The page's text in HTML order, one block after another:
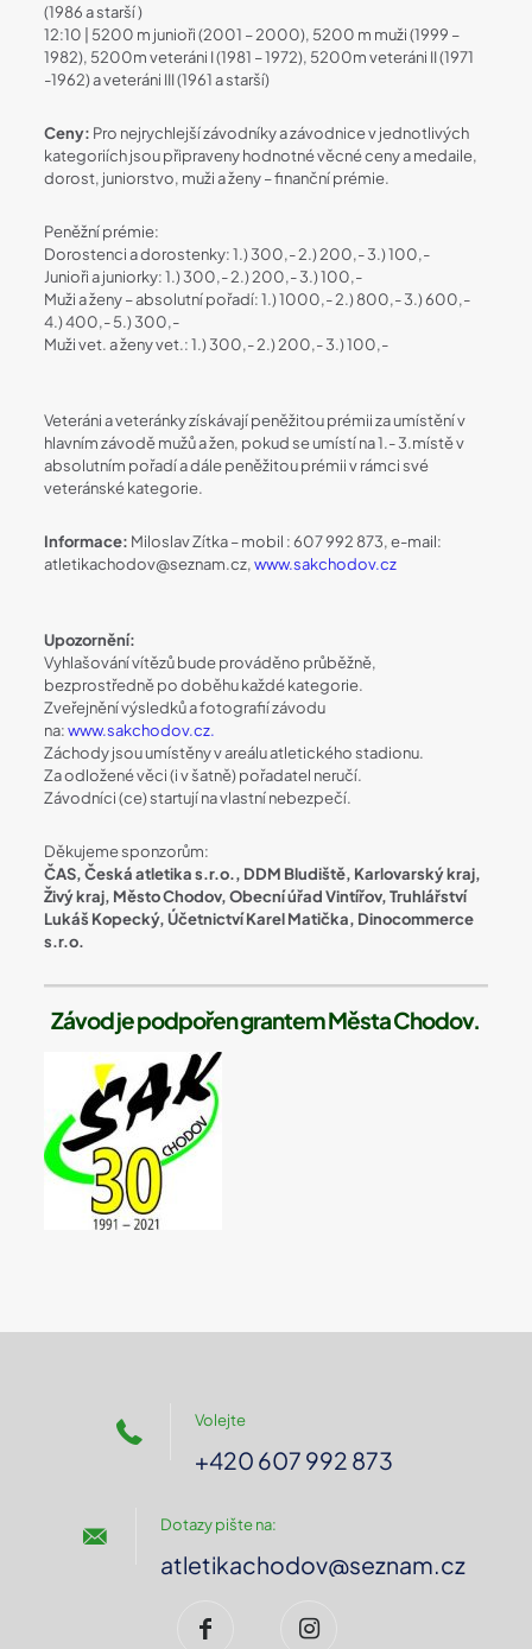
(1986 a starší )
12:10 | 5200 m junioři (2001 – 2000), 5200 m muži (1999 –
1982), 5200m veteráni I (1981 – 1972), 5200m veteráni II (1971
-1962) a veteráni III (1961 a starší)
Ceny: Pro nejrychlejší závodníky a závodnice v jednotlivých
kategoriích jsou připraveny hodnotné věcné ceny a medaile,
dorost, juniorstvo, muži a ženy – finanční prémie.
Peněžní prémie:
Dorostenci a dorostenky: 1.) 300,- 2.) 200,- 3.) 100,-
Junioři a juniorky: 1.) 300,- 2.) 200,- 3.) 100,-
Muži a ženy – absolutní pořadí: 1.) 1000,- 2.) 800,- 3.) 600,-
4.) 400,- 5.) 300,-
Muži vet. a ženy vet.: 1.) 300,- 2.) 200,- 3.) 100,-
Veteráni a veteránky získávají peněžitou prémii za umístění v
hlavním závodě mužů a žen, pokud se umístí na 1.- 3.místě v
absolutním pořadí a dále peněžitou prémii v rámci své
veteránské kategorie.
Informace: Miloslav Zítka – mobil : 607 992 873, e-mail:
atletikachodov@seznam.cz,www.sakchodov.cz
Upozornění:
Vyhlašování vítězů bude prováděno průběžně,
bezprostředně po doběhu každé kategorie.
Zveřejnění výsledků a fotografií závodu
na:www.sakchodov.cz.
Záchody jsou umístěny v areálu atletického stadionu.
Za odložené věci (i v šatně) pořadatel neručí.
Závodníci (ce) startují na vlastní nebezpečí.
Děkujeme sponzorům:
ČAS, Česká atletika s.r.o., DDM Bludiště, Karlovarský kraj,
Živý kraj, Město Chodov, Obecní úřad Vintířov, Truhlářství
Lukáš Kopecký, Účetnictví Karel Matička, Dinocommerce
s.r.o.
Závod je podpořen grantem Města Chodov.
Volejte
+420 607 992 873
Dotazy pište na:
atletikachodov@seznam.cz